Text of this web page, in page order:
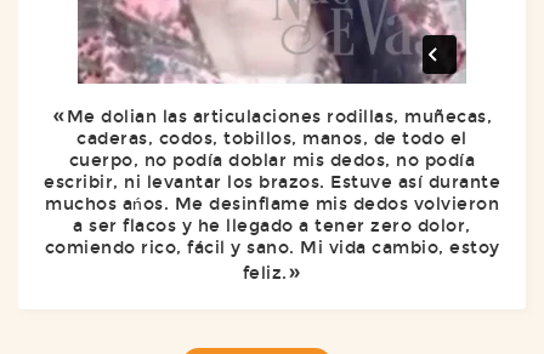
Me dolian las articulaciones rodillas, muñecas,
caderas, codos, tobillos, manos, de todo el
cuerpo, no podía doblar mis dedos, no podía
escribir, ni levantar los brazos. Estuve así durante
muchos ańos. Me desinflame mis dedos volvieron
a ser flacos y he llegado a tener zero dolor,
comiendo rico, fácil y sano. Mi vida cambio, estoy
feliz.